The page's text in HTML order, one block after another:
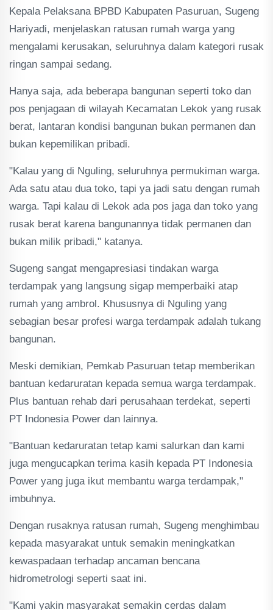
Kepala Pelaksana BPBD Kabupaten Pasuruan, Sugeng
Hariyadi, menjelaskan ratusan rumah warga yang
mengalami kerusakan, seluruhnya dalam kategori rusak
ringan sampai sedang.
Hanya saja, ada beberapa bangunan seperti toko dan
pos penjagaan di wilayah Kecamatan Lekok yang rusak
berat, lantaran kondisi bangunan bukan permanen dan
bukan kepemilikan pribadi.
"Kalau yang di Nguling, seluruhnya permukiman warga.
Ada satu atau dua toko, tapi ya jadi satu dengan rumah
warga. Tapi kalau di Lekok ada pos jaga dan toko yang
rusak berat karena bangunannya tidak permanen dan
bukan milik pribadi," katanya.
Sugeng sangat mengapresiasi tindakan warga
terdampak yang langsung sigap memperbaiki atap
rumah yang ambrol. Khususnya di Nguling yang
sebagian besar profesi warga terdampak adalah tukang
bangunan.
Meski demikian, Pemkab Pasuruan tetap memberikan
bantuan kedaruratan kepada semua warga terdampak.
Plus bantuan rehab dari perusahaan terdekat, seperti
PT Indonesia Power dan lainnya.
"Bantuan kedaruratan tetap kami salurkan dan kami
juga mengucapkan terima kasih kepada PT Indonesia
Power yang juga ikut membantu warga terdampak,"
imbuhnya.
Dengan rusaknya ratusan rumah, Sugeng menghimbau
kepada masyarakat untuk semakin meningkatkan
kewaspadaan terhadap ancaman bencana
hidrometrologi seperti saat ini.
"Kami yakin masyarakat semakin cerdas dalam